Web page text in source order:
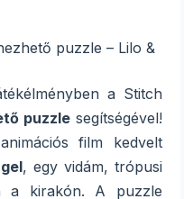
puzzle – Lilo &
a Stitch
puzzle segítségével!
film kedvelt
, egy vidám, trópusi
a kirakón. A puzzle